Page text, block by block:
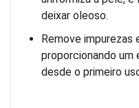
deixar oleoso.
Remove impurezas
proporcionando
desde o primeiro